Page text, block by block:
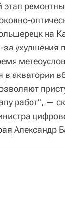
на
за ухудшения
в акватории
работ", —
Александр